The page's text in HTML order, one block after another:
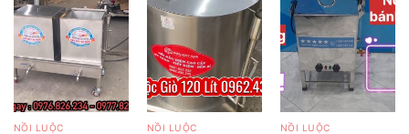
NỒI LUỘC NỒI LUỘC NỒI LUỘC